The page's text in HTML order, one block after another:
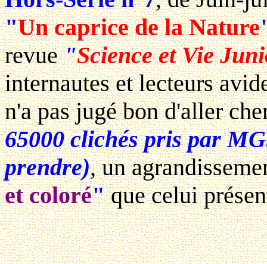
"Un caprice de la Nature
revue"Science et Vie
internautes et lecteurs
n'a pas jugé bon d'aller
65000 clichés pris par
prendre), un
et coloré"que celui